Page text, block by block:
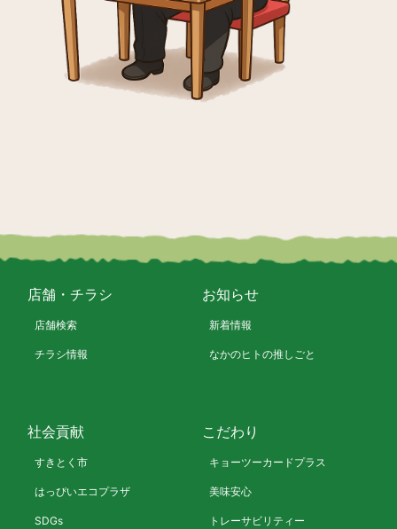
店舗・チラシ
店舗検索
チラシ情報
お知らせ
新着情報
なかのヒトの推しごと
社会貢献
すきとく市
はっぴいエコプラザ
SDGs
こだわり
キョーツーカードプラス
美味安心
トレーサビリティー